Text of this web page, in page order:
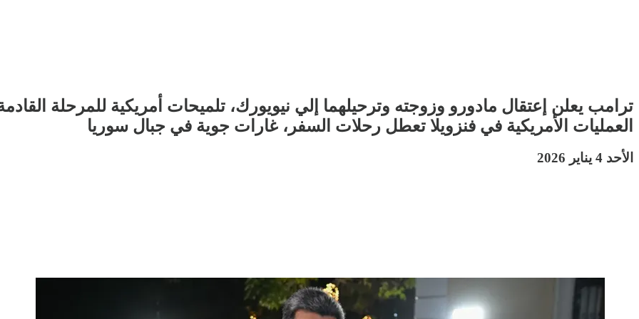
ترامب يعلن إعتقال مادورو وزوجته وترحيلهما إلي نيويورك، تلميحات أمريكية للمرحلة
العمليات الأمريكية في فنزويلا تعطل رحلات السفر، غارات جوية في جبال سوريا
الأحد 4 يناير 2026